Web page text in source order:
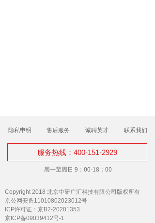
Copyright 2018 北京中研广汇科技有限公司版权所有
京公网安备11010802023012号
ICP许可证：京B2-20201353
京ICP备09039412号-1
周一至周日 9：00-18：00
隐私申明 售后服务 诚聘英才 联系我们
服务热线：400-151-2929